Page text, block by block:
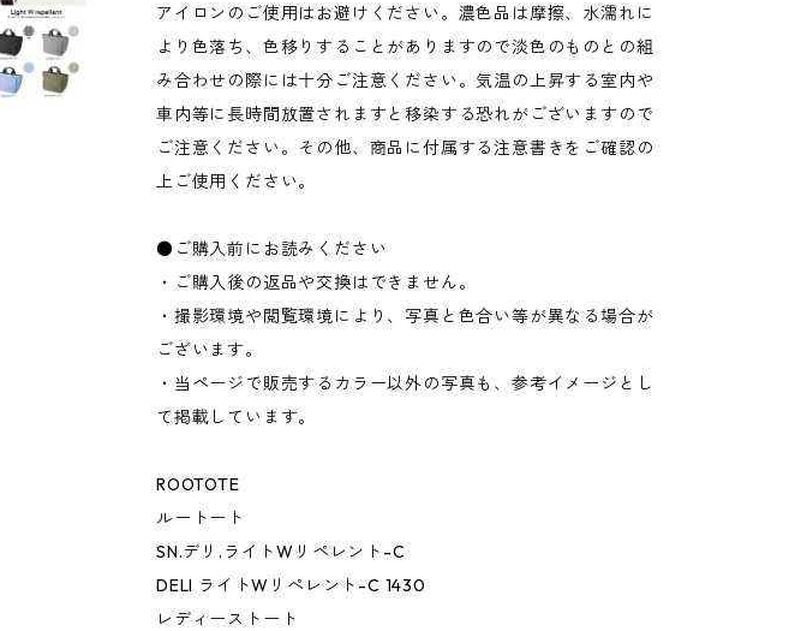
アイロンのご使用はお避けください。濃色品は摩擦、水濡れに
より色落ち、色移りすることがありますので淡色のものとの組
み合わせの際には十分ご注意ください。気温の上昇する室内や
車内等に長時間放置されますと移染する恐れがございますので
ご注意ください。その他、商品に付属する注意書きをご確認の
上ご使用ください。
●ご購入前にお読みください
・ご購入後の返品や交換はできません。
・撮影環境や閲覧環境により、写真と色合い等が異なる場合が
ございます。
・当ページで販売するカラー以外の写真も、参考イメージとし
て掲載しています。
ROOTOTE
ルートート
SN.デリ.ライトWリペレント-C
DELI ライトWリぺレント-C 1430
レディーストート